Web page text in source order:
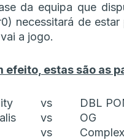
da equipa que
necessitará de
a jogo.
efeito, estas são as
vs
DBL
vs
OG
vs